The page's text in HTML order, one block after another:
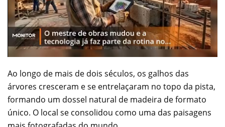
Ao longo de mais de dois séculos, os galhos das
árvores cresceram e se entrelaçaram no topo da pista,
formando um dossel natural de madeira de formato
único. O local se consolidou como uma das paisagens